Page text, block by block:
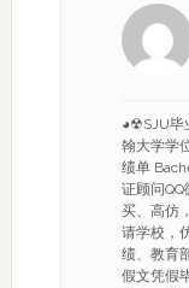
◕☢SJU毕
翰大学学
绩单
证顾问
买、高仿
请学校，
绩、教育
假文凭假